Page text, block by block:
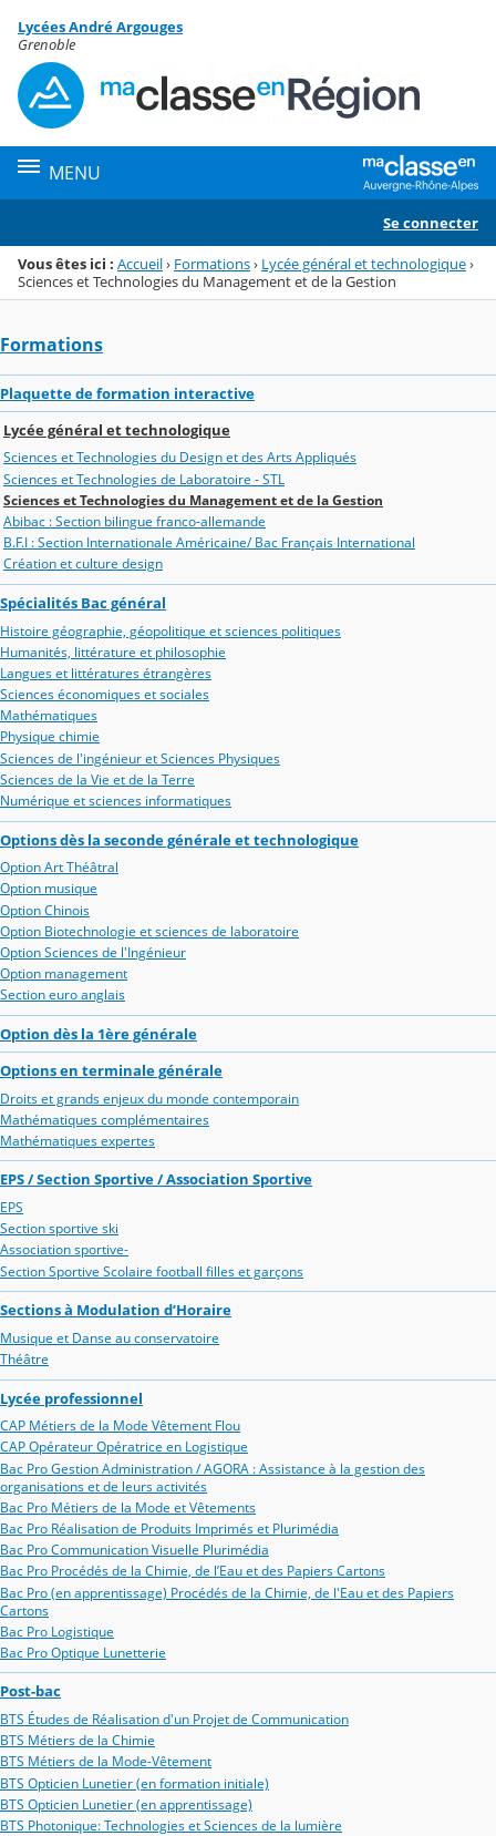
Menu de la rubrique
Contenu
Lycées André Argouges
Grenoble
MENU
Se connecter
Vous êtes ici : Accueil› Formations› Lycée général et technologique›
Sciences et Technologies du Management et de la Gestion
Formations
Plaquette de formation interactive
Lycée général et technologique
Sciences et Technologies du Design et des Arts Appliqués
Sciences et Technologies de Laboratoire - STL
Sciences et Technologies du Management et de la Gestion
Abibac : Section bilingue franco-allemande
B.F.I : Section Internationale Américaine/ Bac Français International
Création et culture design
Spécialités Bac général
Histoire géographie, géopolitique et sciences politiques
Humanités, littérature et philosophie
Langues et littératures étrangères
Sciences économiques et sociales
Mathématiques
Physique chimie
Sciences de l'ingénieur et Sciences Physiques
Sciences de la Vie et de la Terre
Numérique et sciences informatiques
Options dès la seconde générale et technologique
Option Art Théâtral
Option musique
Option Chinois
Option Biotechnologie et sciences de laboratoire
Option Sciences de l'Ingénieur
Option management
Section euro anglais
Option dès la 1ère générale
Options en terminale générale
Droits et grands enjeux du monde contemporain
Mathématiques complémentaires
Mathématiques expertes
EPS / Section Sportive / Association Sportive
EPS
Section sportive ski
Association sportive-
Section Sportive Scolaire football filles et garçons
Sections à Modulation d’Horaire
Musique et Danse au conservatoire
Théâtre
Lycée professionnel
CAP Métiers de la Mode Vêtement Flou
CAP Opérateur Opératrice en Logistique
Bac Pro Gestion Administration / AGORA : Assistance à la gestion des
organisations et de leurs activités
Bac Pro Métiers de la Mode et Vêtements
Bac Pro Réalisation de Produits Imprimés et Plurimédia
Bac Pro Communication Visuelle Plurimédia
Bac Pro Procédés de la Chimie, de l’Eau et des Papiers Cartons
Bac Pro (en apprentissage) Procédés de la Chimie, de l'Eau et des Papiers
Cartons
Bac Pro Logistique
Bac Pro Optique Lunetterie
Post-bac
BTS Études de Réalisation d'un Projet de Communication
BTS Métiers de la Chimie
BTS Métiers de la Mode-Vêtement
BTS Opticien Lunetier (en formation initiale)
BTS Opticien Lunetier (en apprentissage)
BTS Photonique: Technologies et Sciences de la lumière